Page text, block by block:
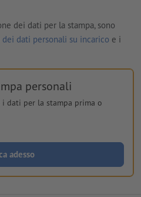
dei dati per la stampa, sono
dati personali su incarico e i
personali
i dati per la stampa prima o
adesso